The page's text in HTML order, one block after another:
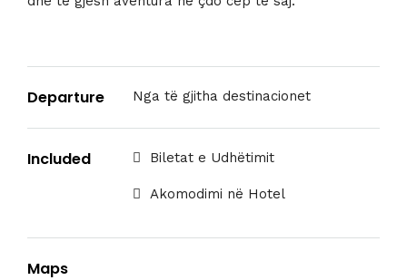
Departure Nga të gjitha destinacionet
Included Biletat e Udhëtimit
Akomodimi në Hotel
Maps